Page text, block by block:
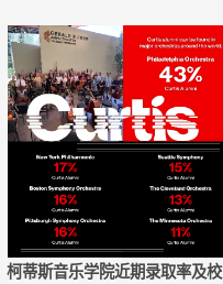
柯蒂斯音乐学院近期录取率及校